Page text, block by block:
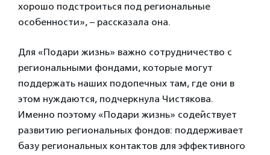
хорошо подстроиться под региональные
особенности», – рассказала она.
Для «Подари жизнь» важно сотрудничество с
региональными фондами, которые могут
поддержать наших подопечных там, где они в
этом нуждаются, подчеркнула Чистякова.
Именно поэтому «Подари жизнь» содействует
развитию региональных фондов: поддерживает
базу региональных контактов для эффективного